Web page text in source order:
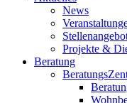
News
Projekte &
Beratung